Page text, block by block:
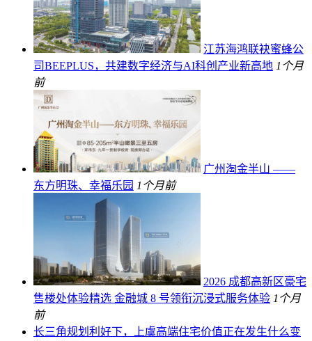
江苏海鸿联袂蜜蜂公
司BEEPLUS，共建数字经济与AI科创产业新高地 1个月
前
广州淘金半山 ——
东方明珠、幸福乐园 1个月前
2026 成都高新区豪宅
售楼处体验精选 金融城 8 号领衔沉浸式服务体验 1个月
前
长三角规划利好下，上虞高端住宅价值正在发生什么变